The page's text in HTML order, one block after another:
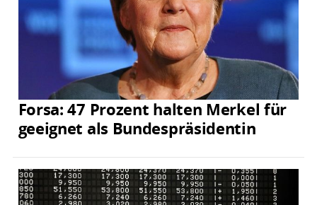
Forsa: 47 Prozent halten Merkel für
geeignet als Bundespräsidentin